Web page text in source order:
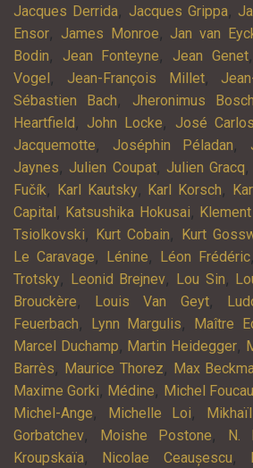
Jacques Derrida, Jacques Grippa,
Ensor, James Monroe, Jan van
Bodin, Jean Fonteyne, Jean Genet,
Vogel , Jean-François Millet,
Sébastien Bach, Jheronimus Bosch
Heartfield , John Locke, José
Jacquemotte, Joséphin Péladan,
Jaynes, Julien Coupat, Julien Gracq,
Fučík, Karl Kautsky, Karl Korsch,
Capital , Katsushika Hokusai,
Tsiolkovski, Kurt Cobain, Kurt
Le Caravage, Lénine, Léon Frédéric,
Trotsky, Leonid Brejnev, Lou Sin,
Brouckère, Louis Van Geyt,
Feuerbach, Lynn Margulis, Maître
Marcel Duchamp, Martin Heidegger,
Barrès, Maurice Thorez, Max
Maxime Gorki, Médine, Michel
Michel-Ange, Michelle Loi,
Gorbatchev, Moishe Postone, N.
Kroupskaïa, Nicolae Ceaușescu,